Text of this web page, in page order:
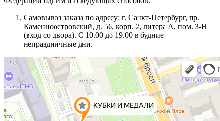
Самовывоз заказа по адресу: г. Санкт-Петербург, пр.
Каменноостровский, д. 56, корп. 2, литера А, пом. 3-Н
(вход со двора). С 10.00 до 19.00 в будние
непраздничные дни.